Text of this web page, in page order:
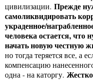
цивилизации. Прежде
самоликвидировать
украденное/
человека остается, что
начать новую честную
но тогда теряется все, а
компенсацию
одна - на каторгу.